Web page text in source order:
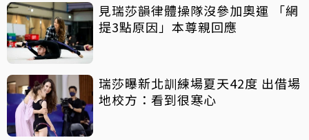
見瑞莎韻律體操隊沒參加奧運 「網
提3點原因」本尊親回應
瑞莎曝新北訓練場夏天42度 出借場
地校方：看到很寒心